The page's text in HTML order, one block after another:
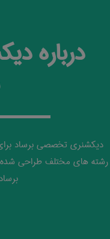
درباره
دیکشنری تخصصی برساد برای
رشته های مختلف طراحی